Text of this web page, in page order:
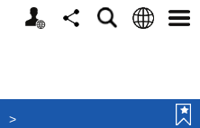
个
分
搜
语
选
>